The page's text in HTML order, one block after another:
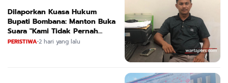
Dilaporkan Kuasa Hukum
Bupati Bombana: Manton Buka
Suara "Kami Tidak Pernah
Menutup Ruang Hak Jawab"
PERISTIWA•2 hari yang lalu